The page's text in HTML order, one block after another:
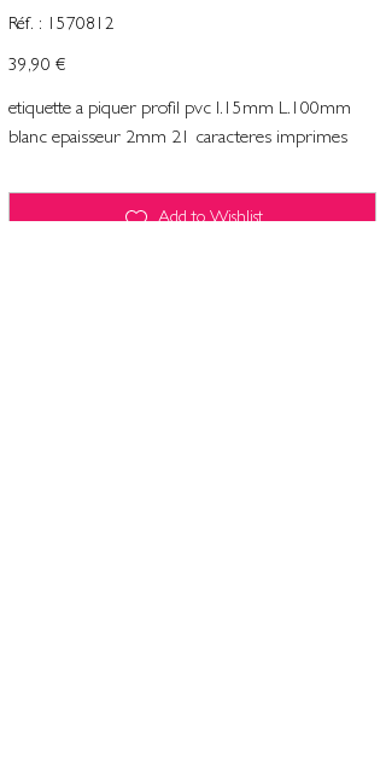
Réf. :
SKU
1570812
1570812
Prix
39,90 €
etiquette a piquer profil pvc l.15mm L.100mm
blanc epaisseur 2mm 21 caracteres imprimes
Add to Wishlist